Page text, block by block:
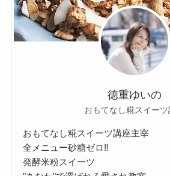
徳重ゆいの
おもてなし糀スイーツ
おもてなし糀スイーツ講座主宰
全メニュー砂糖ゼロ‼︎
発酵米粉スイーツ